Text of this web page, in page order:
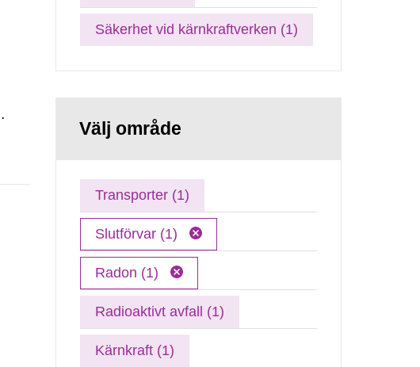
Säkerhet vid kärnkraftverken (1)
Välj område
Transporter (1)
Slutförvar (1)
Radon (1)
Radioaktivt avfall (1)
Kärnkraft (1)